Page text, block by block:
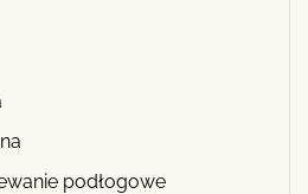
podłogowe